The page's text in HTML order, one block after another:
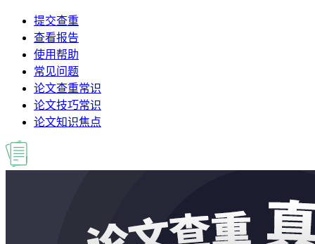
提交查重
查看报告
使用帮助
常见问题
论文查重常识
论文技巧常识
论文知识焦点